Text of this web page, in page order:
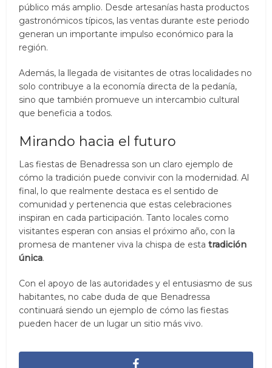
público más amplio. Desde artesanías hasta productos
gastronómicos típicos, las ventas durante este periodo
generan un importante impulso económico para la
región.
Además, la llegada de visitantes de otras localidades no
solo contribuye a la economía directa de la pedanía,
sino que también promueve un intercambio cultural
que beneficia a todos.
Mirando hacia el futuro
Las fiestas de Benadressa son un claro ejemplo de
cómo la tradición puede convivir con la modernidad. Al
final, lo que realmente destaca es el sentido de
comunidad y pertenencia que estas celebraciones
inspiran en cada participación. Tanto locales como
visitantes esperan con ansias el próximo año, con la
promesa de mantener viva la chispa de estatradición
única.
Con el apoyo de las autoridades y el entusiasmo de sus
habitantes, no cabe duda de que Benadressa
continuará siendo un ejemplo de cómo las fiestas
pueden hacer de un lugar un sitio más vivo.